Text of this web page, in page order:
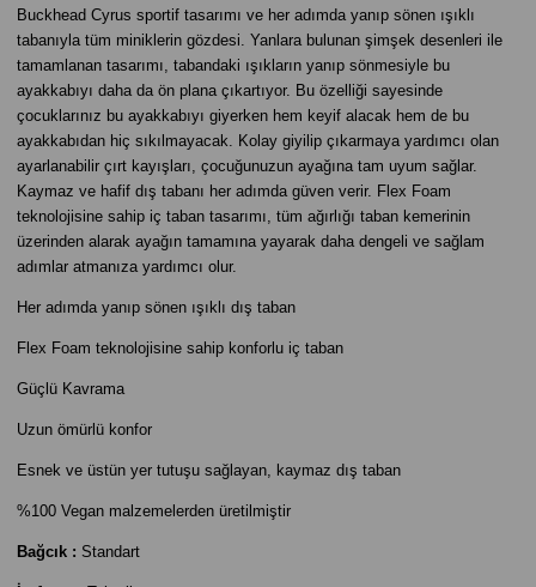
Buckhead Cyrus sportif tasarımı ve her adımda yanıp sönen ışıklı
tabanıyla tüm miniklerin gözdesi. Yanlara bulunan şimşek desenleri ile
tamamlanan tasarımı, tabandaki ışıkların yanıp sönmesiyle bu
ayakkabıyı daha da ön plana çıkartıyor. Bu özelliği sayesinde
çocuklarınız bu ayakkabıyı giyerken hem keyif alacak hem de bu
ayakkabıdan hiç sıkılmayacak. Kolay giyilip çıkarmaya yardımcı olan
ayarlanabilir çırt kayışları, çocuğunuzun ayağına tam uyum sağlar.
Kaymaz ve hafif dış tabanı her adımda güven verir. Flex Foam
teknolojisine sahip iç taban tasarımı, tüm ağırlığı taban kemerinin
üzerinden alarak ayağın tamamına yayarak daha dengeli ve sağlam
adımlar atmanıza yardımcı olur.
Her adımda yanıp sönen ışıklı dış taban
Flex Foam teknolojisine sahip konforlu iç taban
Güçlü Kavrama
Uzun ömürlü konfor
Esnek ve üstün yer tutuşu sağlayan, kaymaz dış taban
%100 Vegan malzemelerden üretilmiştir
Bağcık : Standart